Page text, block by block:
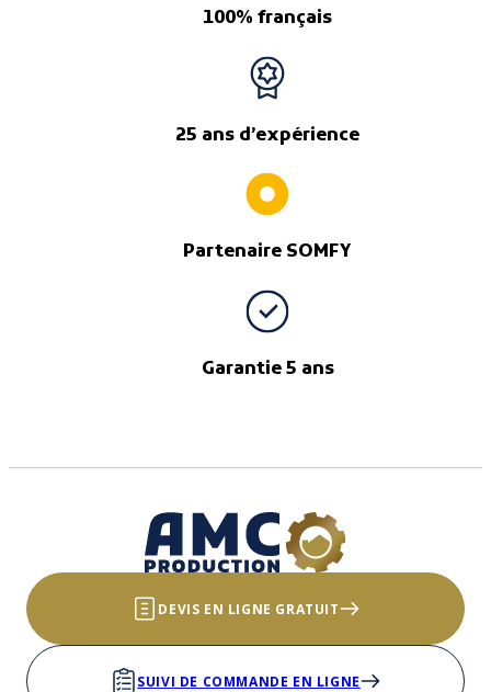
100% français
25 ans d’expérience
Partenaire SOMFY
Garantie 5 ans
DEVIS EN LIGNE GRATUIT
SUIVI DE COMMANDE EN LIGNE